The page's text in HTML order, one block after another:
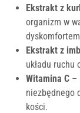
Ekstrakt z
organizm w
Ekstrakt z
układu
Witamina C –
niezbędnego
kości.